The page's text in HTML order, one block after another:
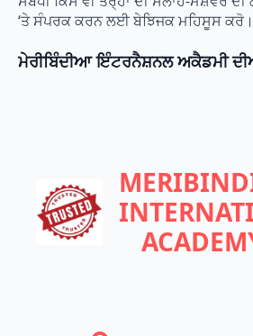
‘ਤੇ ਸੰਪਰਕ ਕਰਨ ਲਈ ਬੇਝਿਜਕ ਮਹਿਸੂਸ ਕਰੋ।
ਮੇਰੀਬਿੰਦੀਆ ਇੰਟਰਨੈਸ਼ਨਲ ਅਕੈਡਮੀ